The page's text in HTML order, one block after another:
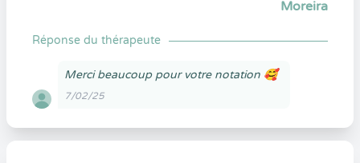
Moreira
Réponse du thérapeute
Merci beaucoup pour votre notation 🥰
7/02/25